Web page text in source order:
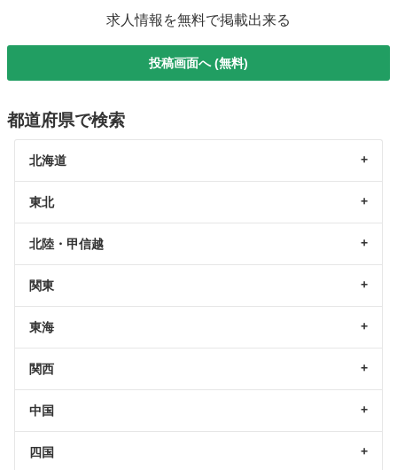
求人情報を無料で掲載出来る
投稿画面へ (無料)
都道府県で検索
北海道
東北
北陸・甲信越
関東
東海
関西
中国
四国